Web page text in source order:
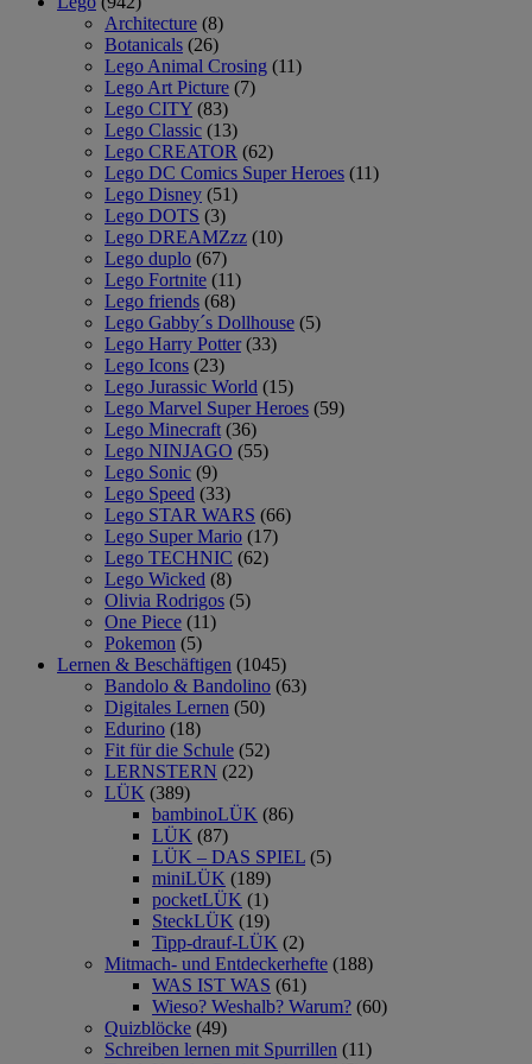
Architecture (8)
Botanicals (26)
Lego Animal Crosing (11)
Lego Art Picture (7)
Lego CITY (83)
Lego Classic (13)
Lego CREATOR (62)
Lego DC Comics Super Heroes (11)
Lego Disney (51)
Lego DOTS (3)
Lego DREAMZzz (10)
Lego duplo (67)
Lego Fortnite (11)
Lego friends (68)
Lego Gabby´s Dollhouse (5)
Lego Harry Potter (33)
Lego Icons (23)
Lego Jurassic World (15)
Lego Marvel Super Heroes (59)
Lego Minecraft (36)
Lego NINJAGO (55)
Lego Sonic (9)
Lego Speed (33)
Lego STAR WARS (66)
Lego Super Mario (17)
Lego TECHNIC (62)
Lego Wicked (8)
Olivia Rodrigos (5)
One Piece (11)
Pokemon (5)
Lernen & Beschäftigen (1045)
Bandolo & Bandolino (63)
Digitales Lernen (50)
Edurino (18)
Fit für die Schule (52)
LERNSTERN (22)
LÜK (389)
bambinoLÜK (86)
LÜK (87)
LÜK – DAS SPIEL (5)
miniLÜK (189)
pocketLÜK (1)
SteckLÜK (19)
Tipp-drauf-LÜK (2)
Mitmach- und Entdeckerhefte (188)
WAS IST WAS (61)
Wieso? Weshalb? Warum? (60)
Quizblöcke (49)
Schreiben lernen mit Spurrillen (11)